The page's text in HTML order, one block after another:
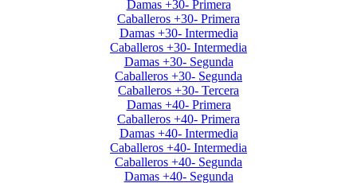
Damas +30- Primera
Caballeros +30- Primera
Damas +30- Intermedia
Caballeros +30- Intermedia
Damas +30- Segunda
Caballeros +30- Segunda
Caballeros +30- Tercera
Damas +40- Primera
Caballeros +40- Primera
Damas +40- Intermedia
Caballeros +40- Intermedia
Caballeros +40- Segunda
Damas +40- Segunda